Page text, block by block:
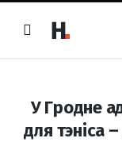
У Гродне
для тэніса